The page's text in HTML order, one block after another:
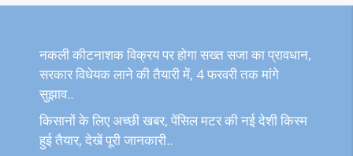
नकली कीटनाशक विक्रय पर होगा सख्त सजा का प्रावधान,
सरकार विधेयक लाने की तैयारी में, 4 फरवरी तक मांगे
सुझाव..
किसानों के लिए अच्छी खबर, पेंसिल मटर की नई देशी किस्म
हुई तैयार, देखें पूरी जानकारी..